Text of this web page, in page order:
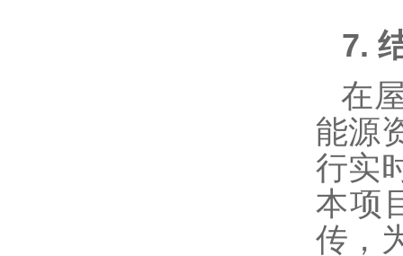
7.
在
能源
行实
本项
传，